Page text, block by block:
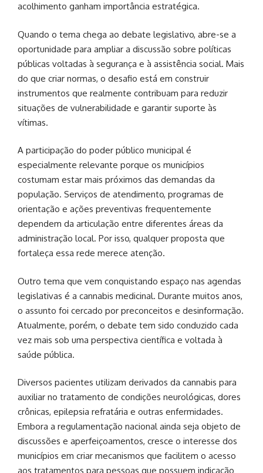
acolhimento ganham importância estratégica.
Quando o tema chega ao debate legislativo, abre-se a
oportunidade para ampliar a discussão sobre políticas
públicas voltadas à segurança e à assistência social. Mais
do que criar normas, o desafio está em construir
instrumentos que realmente contribuam para reduzir
situações de vulnerabilidade e garantir suporte às
vítimas.
A participação do poder público municipal é
especialmente relevante porque os municípios
costumam estar mais próximos das demandas da
população. Serviços de atendimento, programas de
orientação e ações preventivas frequentemente
dependem da articulação entre diferentes áreas da
administração local. Por isso, qualquer proposta que
fortaleça essa rede merece atenção.
Outro tema que vem conquistando espaço nas agendas
legislativas é a cannabis medicinal. Durante muitos anos,
o assunto foi cercado por preconceitos e desinformação.
Atualmente, porém, o debate tem sido conduzido cada
vez mais sob uma perspectiva científica e voltada à
saúde pública.
Diversos pacientes utilizam derivados da cannabis para
auxiliar no tratamento de condições neurológicas, dores
crônicas, epilepsia refratária e outras enfermidades.
Embora a regulamentação nacional ainda seja objeto de
discussões e aperfeiçoamentos, cresce o interesse dos
municípios em criar mecanismos que facilitem o acesso
aos tratamentos para pessoas que possuem indicação